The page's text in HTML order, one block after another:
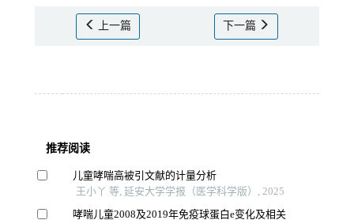
上一篇 下一篇